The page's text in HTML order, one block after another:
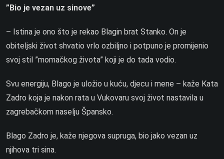
”Bio je vezan uz sinove”
– Istina je ono što je rekao Blagin brat Stanko. On je
obiteljski život shvatio vrlo ozbiljno i potpuno je promijenio
svoj stil ”momačkog života” koji je do tada vodio.
Svu energiju, Blago je uložio u kuću, djecu i mene – kaže Kata
Zadro koja je nakon rata u Vukovaru svoj život nastavila u
zagrebačkom naselju Špansko.
Blago Zadro je, kaže njegova supruga, bio jako vezan uz
njihova tri sina.